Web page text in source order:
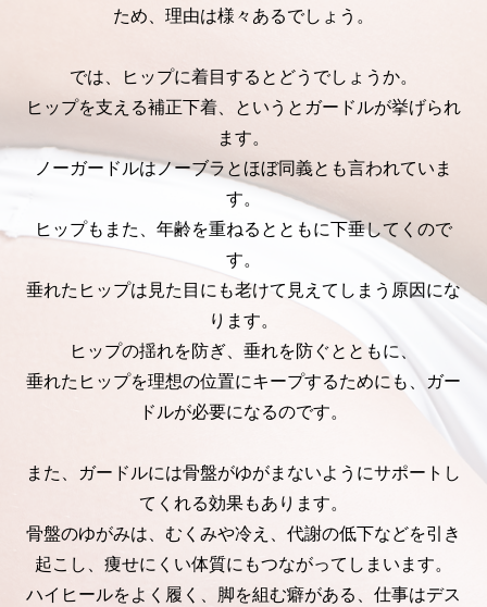
ため、理由は様々あるでしょう。
では、ヒップに着目するとどうでしょうか。
ヒップを支える補正下着、というとガードルが挙げられ
ます。
ノーガードルはノーブラとほぼ同義とも言われていま
す。
ヒップもまた、年齢を重ねるとともに下垂してくので
す。
垂れたヒップは見た目にも老けて見えてしまう原因にな
ります。
ヒップの揺れを防ぎ、垂れを防ぐとともに、
垂れたヒップを理想の位置にキープするためにも、ガー
ドルが必要になるのです。
また、ガードルには骨盤がゆがまないようにサポートし
てくれる効果もあります。
骨盤のゆがみは、むくみや冷え、代謝の低下などを引き
起こし、痩せにくい体質にもつながってしまいます。
ハイヒールをよく履く、脚を組む癖がある、仕事はデス